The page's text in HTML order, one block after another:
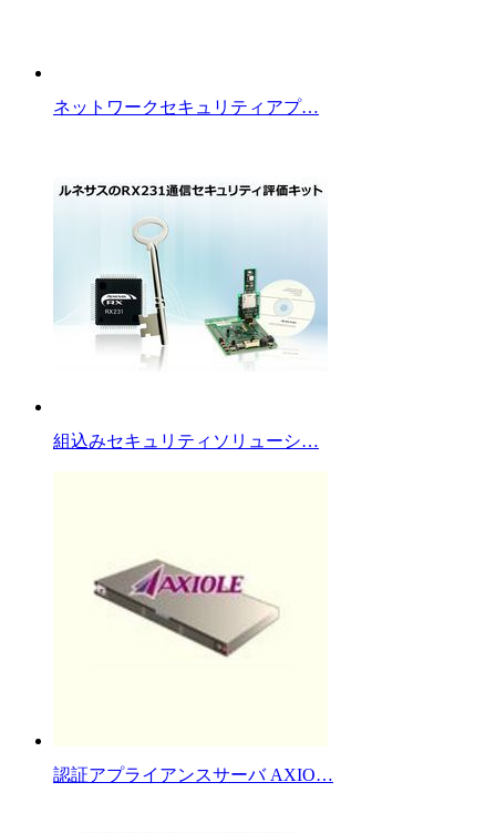
ネットワークセキュリティアプ…
組込みセキュリティソリューシ…
認証アプライアンスサーバ AXIO…